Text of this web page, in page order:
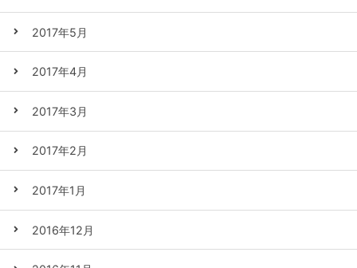
2017年5月
2017年4月
2017年3月
2017年2月
2017年1月
2016年12月